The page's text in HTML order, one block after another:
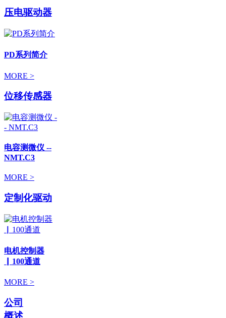
压电驱动器
PD系列简介
MORE >
位移传感器
电容测微仪 --
NMT.C3
MORE >
定制化驱动
电机控制器
▏100通道
MORE >
公司
概述